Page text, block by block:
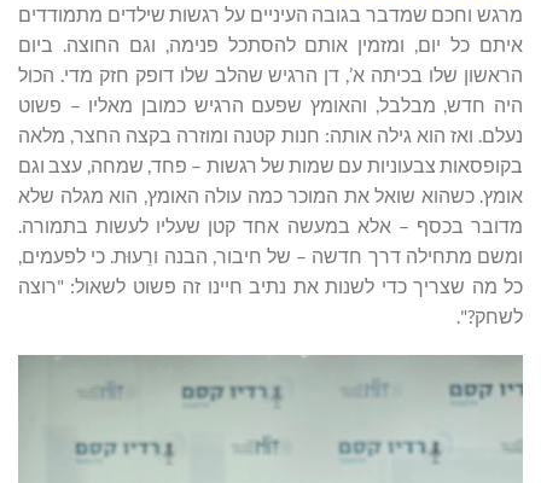
מרגש וחכם שמדבר בגובה העיניים על רגשות שילדים מתמודדים
איתם כל יום, ומזמין אותם להסתכל פנימה, וגם החוצה. ביום
הראשון שלו בכיתה א’, דן הרגיש שהלב שלו דופק חזק מדי. הכול
היה חדש, מבלבל, והאומץ שפעם הרגיש כמובן מאליו – פשוט
נעלם. ואז הוא גילה אותה: חנות קטנה ומוזרה בקצה החצר, מלאה
בקופסאות צבעוניות עם שמות של רגשות – פחד, שמחה, עצב וגם
אומץ. כשהוא שואל את המוכר כמה עולה האומץ, הוא מגלה שלא
מדובר בכסף – אלא במעשה אחד קטן שעליו לעשות בתמורה.
ומשם מתחילה דרך חדשה – של חיבור, הבנה ורֵעוּת. כי לפעמים,
כל מה שצריך כדי לשנות את נתיב חיינו זה פשוט לשאול: "רוצה
לשחק?".